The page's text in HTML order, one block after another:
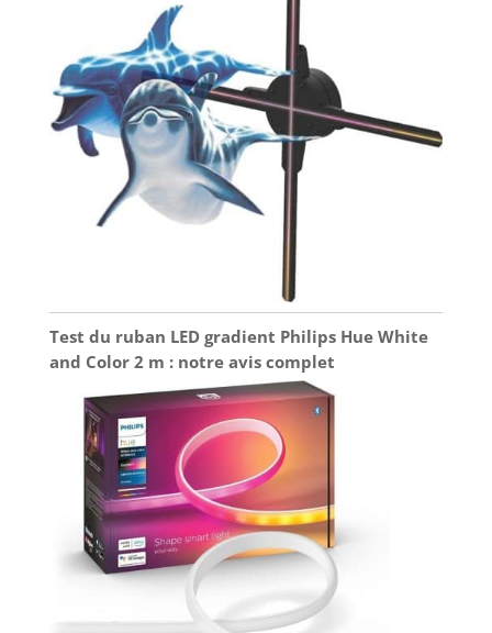
Test du ruban LED gradient Philips Hue White
and Color 2 m : notre avis complet